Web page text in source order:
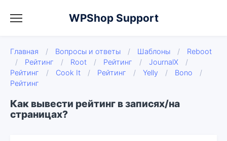
WPShop Support
Главная / Вопросы и ответы / Шаблоны /
Reboot
/
Рейтинг / Root / Рейтинг / JournalX
/
Рейтинг
/ Cook It / Рейтинг / Yelly / Bono
/
Рейтинг
Как вывести рейтинг в записях/на
страницах?